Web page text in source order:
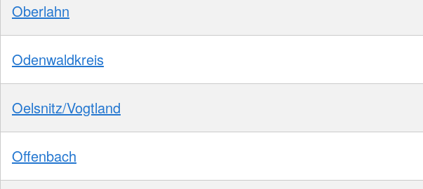
Oberlahn
Odenwaldkreis
Oelsnitz/Vogtland
Offenbach